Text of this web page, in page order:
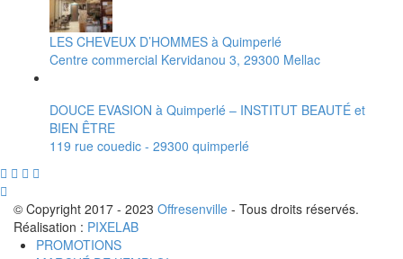
LES CHEVEUX D’HOMMES à Quimperlé
Centre commercial Kervidanou 3, 29300 Mellac
DOUCE EVASION à Quimperlé – INSTITUT BEAUTÉ et
BIEN ÊTRE
119 rue couedic - 29300 quimperlé
© Copyright 2017 - 2023 Offresenville - Tous droits réservés.
Réalisation : PIXELAB
PROMOTIONS